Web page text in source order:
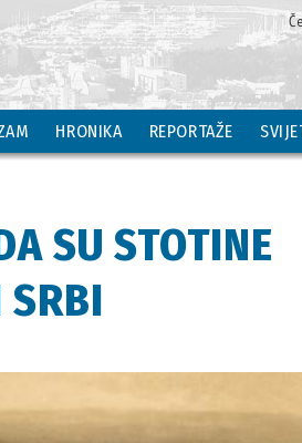
HRONIKA REPORTAŽE
SU STOTINE
SRBI